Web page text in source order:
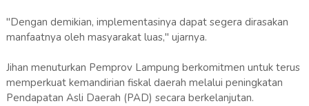
"Dengan demikian, implementasinya dapat segera dirasakan
manfaatnya oleh masyarakat luas," ujarnya.
Jihan menuturkan Pemprov Lampung berkomitmen untuk terus
memperkuat kemandirian fiskal daerah melalui peningkatan
Pendapatan Asli Daerah (PAD) secara berkelanjutan.